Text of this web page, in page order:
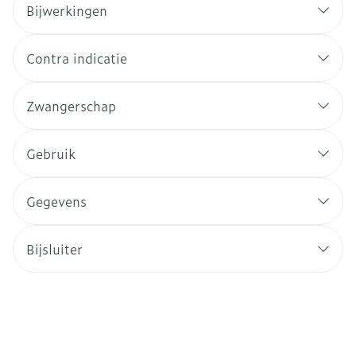
Bijwerkingen
Contra indicatie
Zwangerschap
Gebruik
Gegevens
Bijsluiter